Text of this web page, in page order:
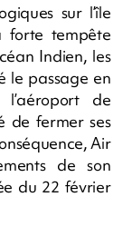
sur l’île
forte tempête
Indien, les
le passage en
de
de fermer ses
Air
de son
du 22 février